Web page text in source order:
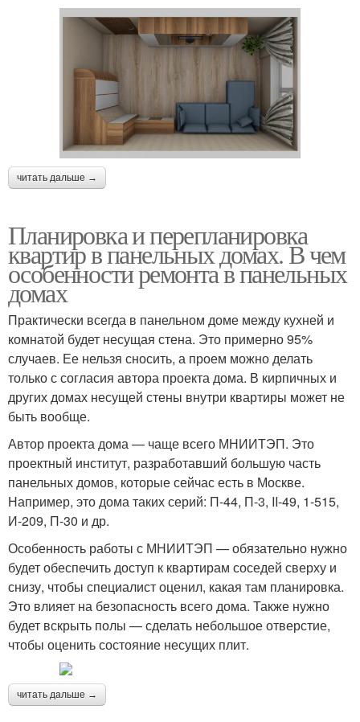
читать дальше →
Планировка и перепланировка
квартир в панельных домах. В чем
особенности ремонта в панельных
домах
Практически всегда в панельном доме между кухней и
комнатой будет несущая стена. Это примерно 95%
случаев. Ее нельзя сносить, а проем можно делать
только с согласия автора проекта дома. В кирпичных и
других домах несущей стены внутри квартиры может не
быть вообще.
Автор проекта дома — чаще всего МНИИТЭП. Это
проектный институт, разработавший большую часть
панельных домов, которые сейчас есть в Москве.
Например, это дома таких серий: П-44, П-3, II-49, 1-515,
И-209, П-30 и др.
Особенность работы с МНИИТЭП — обязательно нужно
будет обеспечить доступ к квартирам соседей сверху и
снизу, чтобы специалист оценил, какая там планировка.
Это влияет на безопасность всего дома. Также нужно
будет вскрыть полы — сделать небольшое отверстие,
чтобы оценить состояние несущих плит.
читать дальше →